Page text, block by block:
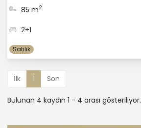
85 m2
2+1
Satılık
İlk 1 Son
Bulunan 4 kaydın 1 - 4 arası gösteriliyor.